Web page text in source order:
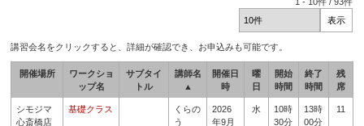
講習会名をクリックすると、詳細が確認でき、お申込みも可能です。
開催場所
ワークショ
ップ名
サブタイ
トル
講師名
▲
開催日
時
曜
日
開始
時間
終了
時間
残
席
シモジマ
心斎橋店
基礎クラス
くらの
う
2026
年9月
水
10時
30分
13時
00分
11